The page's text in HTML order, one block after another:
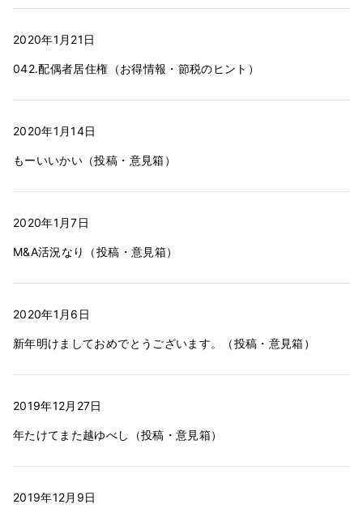
2020年1月21日
042.配偶者居住権（お得情報・節税のヒント）
2020年1月14日
もーいいかい（投稿・意見箱）
2020年1月7日
M&A活況なり（投稿・意見箱）
2020年1月6日
新年明けましておめでとうございます。（投稿・意見箱）
2019年12月27日
年たけてまた越ゆべし（投稿・意見箱）
2019年12月9日